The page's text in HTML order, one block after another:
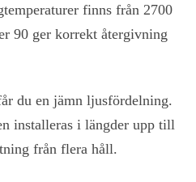
finns från 2700
90 ger korrekt återgivning
du en jämn ljusfördelning.
installeras i längder upp till
från flera håll.